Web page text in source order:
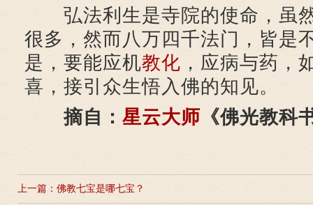
弘法利生是寺院的使命，虽
很多，然而八万四千法门，皆是
是，要能应机教化 ，应病与药，
喜，接引众生悟入佛的知见。
摘自： 星云大师 《佛光教科
上一篇： 佛教七宝是哪七宝？